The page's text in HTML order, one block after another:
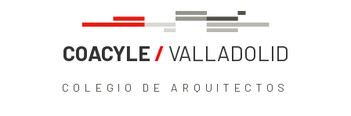
COACYLE / VALLADOLID
COLEGIO DE ARQUITECTOS